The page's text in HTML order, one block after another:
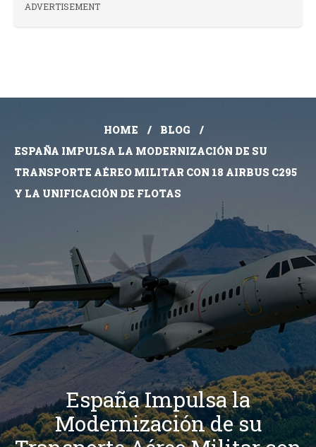
ADVERTISEMENT
HOME
BLOG
ESPAÑA IMPULSA LA MODERNIZACIÓN DE SU
TRANSPORTE AÉREO MILITAR CON 18 AIRBUS C295
Y LA UNIFICACIÓN DE FLOTAS
España Impulsa la
Modernización de su